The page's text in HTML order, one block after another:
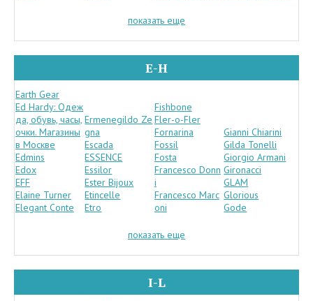
показать еще
E-H
Earth Gear
Ed Hardy: Одеж
да, обувь, часы,
очки. Магазины
в Москве
Edmins
Edox
EFF
Elaine Turner
Elegant Conte
Ermenegildo Ze
gna
Escada
ESSENCE
Essilor
Ester Bijoux
Etincelle
Etro
Fishbone
Fler-o-Fler
Fornarina
Fossil
Fosta
Francesco Donn
i
Francesco Marc
oni
Gianni Chiarini
Gilda Tonelli
Giorgio Armani
Gironacci
GLAM
Glorious
Gode
показать еще
I-L